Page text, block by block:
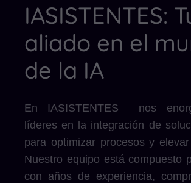
IASISTENTES:
aliado en el
de la IA
En IASISTENTES nos
líderes en la integración de
para optimizar procesos y
Nuestro equipo está compuesto
con años de experiencia,